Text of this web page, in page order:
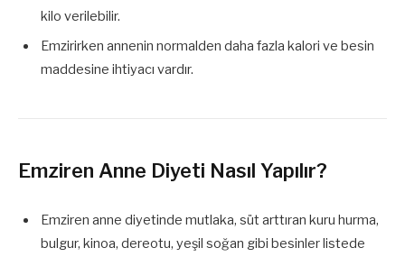
kilo verilebilir.
Emzirirken annenin normalden daha fazla kalori ve besin
maddesine ihtiyacı vardır.
Emziren Anne Diyeti Nasıl Yapılır?
Emziren anne diyetinde mutlaka, süt arttıran kuru hurma,
bulgur, kinoa, dereotu, yeşil soğan gibi besinler listede